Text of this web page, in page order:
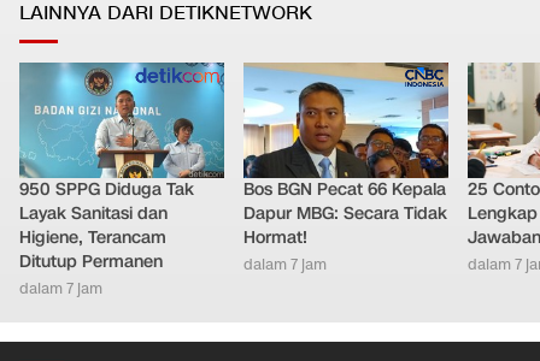
LAINNYA DARI DETIKNETWORK
950 SPPG Diduga Tak
Layak Sanitasi dan
Higiene, Terancam
Ditutup Permanen
dalam 7 jam
Bos BGN Pecat 66 Kepala
Dapur MBG: Secara Tidak
Hormat!
dalam 7 jam
25
dalam 7